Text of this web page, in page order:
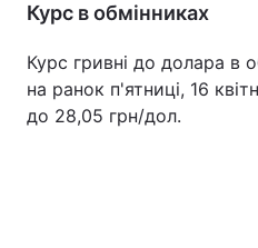
Тема оформлення
Курс в обмінниках
Курс гривні до долара в
на ранок п'ятниці, 16
до 28,05 грн/дол.